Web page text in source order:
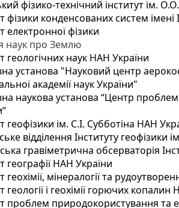
фізико-технічний інститут ім.
фізики конденсованих систем
електронної фізики
наук про Землю
геологічних наук НАН України
установа "Науковий центр
академії наук України"
наукова установа “Центр проблем
геофізики ім. С.І. Субботіна НАН
відділення Інституту геофізики
гравіметрична обсерваторія
географії НАН України
геохімії, мінералогії та
геології і геохімії горючих
проблем природокористування та